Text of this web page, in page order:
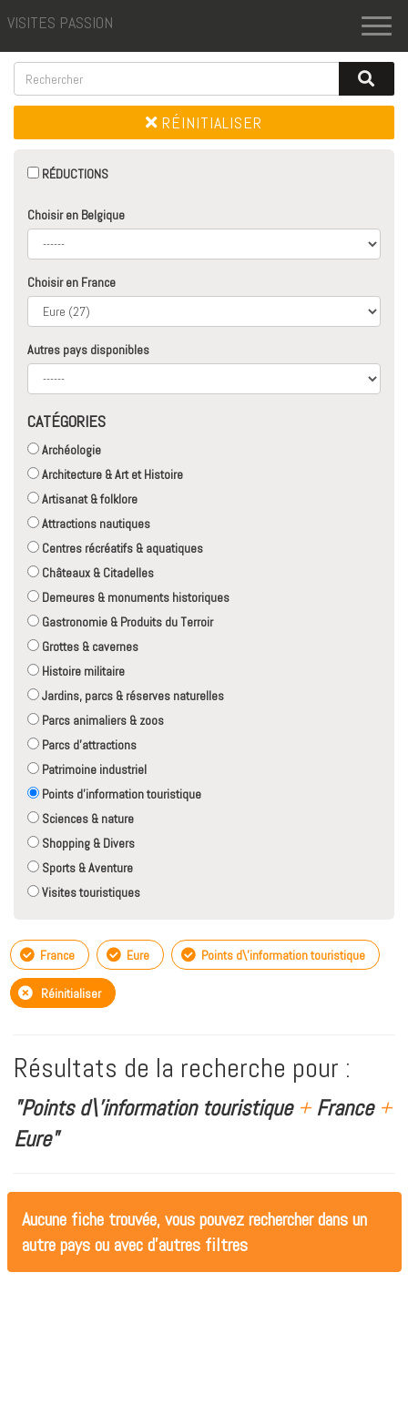
VISITES PASSION
RÉINITIALISER
RÉDUCTIONS
Choisir en Belgique
Choisir en France
Autres pays disponibles
CATÉGORIES
Archéologie
Architecture & Art et Histoire
Artisanat & folklore
Attractions nautiques
Centres récréatifs & aquatiques
Châteaux & Citadelles
Demeures & monuments historiques
Gastronomie & Produits du Terroir
Grottes & cavernes
Histoire militaire
Jardins, parcs & réserves naturelles
Parcs animaliers & zoos
Parcs d'attractions
Patrimoine industriel
Points d'information touristique
Sciences & nature
Shopping & Divers
Sports & Aventure
Visites touristiques
France Eure Points d\'information touristique
Réinitialiser
Résultats de la recherche pour :
"Points d\'information touristique +France +
Eure"
Aucune fiche trouvée, vous pouvez rechercher dans un
autre pays ou avec d'autres filtres